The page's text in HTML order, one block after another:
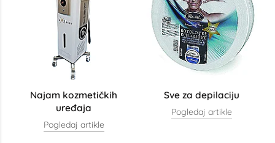
Najam kozmetičkih
uređaja
Pogledaj artikle
Sve za depilaciju
Pogledaj artikle